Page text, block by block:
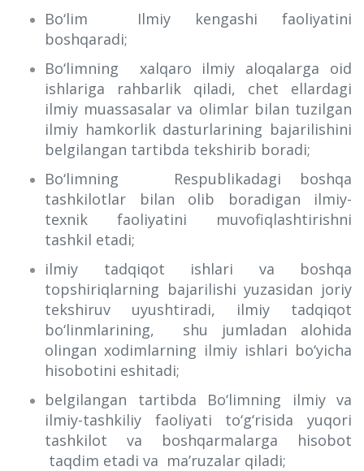
Bo‘lim Ilmiy kengashi faoliyatini
boshqaradi;
Bo‘limning xalqaro ilmiy aloqalarga oid
ishlariga rahbarlik qiladi, chet ellardagi
ilmiy muassasalar va olimlar bilan tuzilgan
ilmiy hamkorlik dasturlarining bajarilishini
belgilangan tartibda tekshirib boradi;
Bo‘limning Respublikadagi boshqa
tashkilotlar bilan olib boradigan ilmiy-
texnik faoliyatini muvofiqlashtirishni
tashkil etadi;
ilmiy tadqiqot ishlari va boshqa
topshiriqlarning bajarilishi yuzasidan joriy
tekshiruv uyushtiradi, ilmiy tadqiqot
bo‘linmlarining, shu jumladan alohida
olingan xodimlarning ilmiy ishlari bo‘yicha
hisobotini eshitadi;
belgilangan tartibda Bo‘limning ilmiy va
ilmiy-tashkiliy faoliyati to‘g‘risida yuqori
tashkilot va boshqarmalarga hisobot
taqdim etadi va ma’ruzalar qiladi;